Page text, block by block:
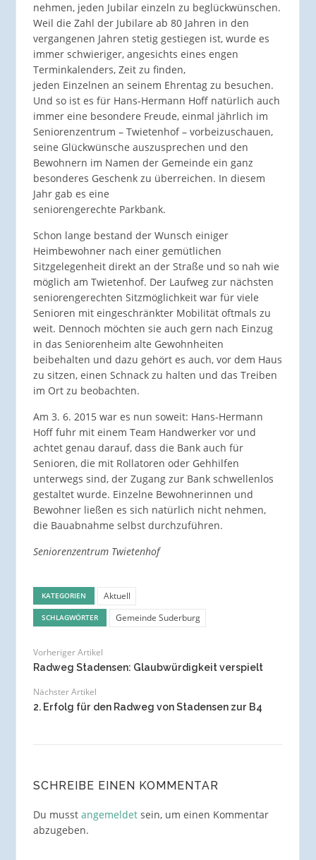
nehmen, jeden Jubilar einzeln zu beglückwünschen.
Weil die Zahl der Jubilare ab 80 Jahren in den
vergangenen Jahren stetig gestiegen ist, wurde es
immer schwieriger, angesichts eines engen
Terminkalenders, Zeit zu finden,
jeden Einzelnen an seinem Ehrentag zu besuchen.
Und so ist es für Hans-Hermann Hoff natürlich auch
immer eine besondere Freude, einmal jährlich im
Seniorenzentrum – Twietenhof – vorbeizuschauen,
seine Glückwünsche auszusprechen und den
Bewohnern im Namen der Gemeinde ein ganz
besonderes Geschenk zu überreichen. In diesem
Jahr gab es eine
seniorengerechte Parkbank.
Schon lange bestand der Wunsch einiger
Heimbewohner nach einer gemütlichen
Sitzgelegenheit direkt an der Straße und so nah wie
möglich am Twietenhof. Der Laufweg zur nächsten
seniorengerechten Sitzmöglichkeit war für viele
Senioren mit eingeschränkter Mobilität oftmals zu
weit. Dennoch möchten sie auch gern nach Einzug
in das Seniorenheim alte Gewohnheiten
beibehalten und dazu gehört es auch, vor dem Haus
zu sitzen, einen Schnack zu halten und das Treiben
im Ort zu beobachten.
Am 3. 6. 2015 war es nun soweit: Hans-Hermann
Hoff fuhr mit einem Team Handwerker vor und
achtet genau darauf, dass die Bank auch für
Senioren, die mit Rollatoren oder Gehhilfen
unterwegs sind, der Zugang zur Bank schwellenlos
gestaltet wurde. Einzelne Bewohnerinnen und
Bewohner ließen es sich natürlich nicht nehmen,
die Bauabnahme selbst durchzuführen.
Seniorenzentrum Twietenhof
KATEGORIEN Aktuell
SCHLAGWÖRTER Gemeinde Suderburg
Vorheriger Artikel
Radweg Stadensen: Glaubwürdigkeit verspielt
Nächster Artikel
2. Erfolg für den Radweg von Stadensen zur B4
SCHREIBE EINEN KOMMENTAR
Du musst angemeldetsein, um einen Kommentar
abzugeben.